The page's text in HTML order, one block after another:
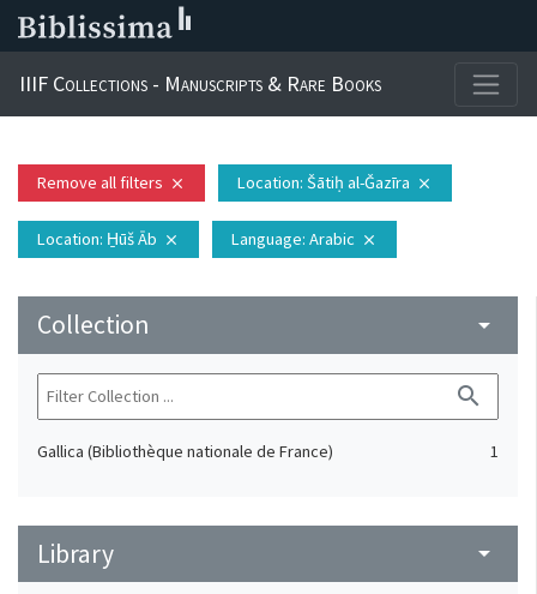
IIIF Collections - Manuscripts & Rare Books
Remove all filters close Location: Šātiḥ al-Ǧazīra close
Location: H̱ūš Āb close Language: Arabic close
Collection arrow_drop_down
search
Gallica (Bibliothèque nationale de France) 1
Library arrow_drop_down